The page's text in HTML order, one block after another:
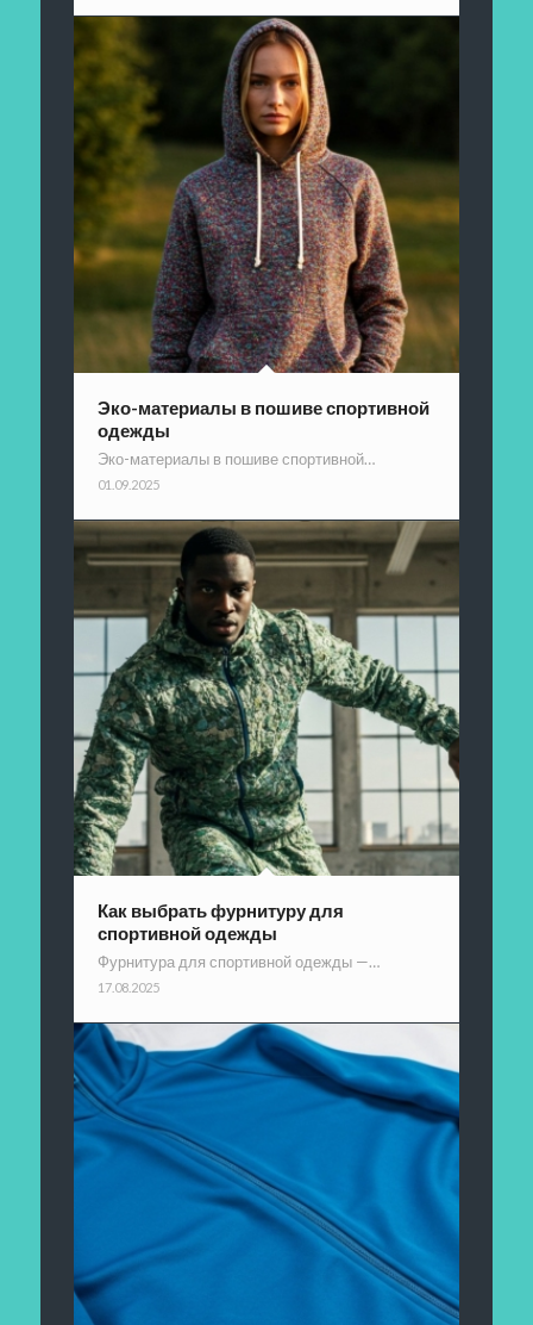
Эко-материалы в пошиве спортивной
одежды
Эко-материалы в пошиве спортивной…
01.09.2025
Как выбрать фурнитуру для
спортивной одежды
Фурнитура для спортивной одежды —…
17.08.2025